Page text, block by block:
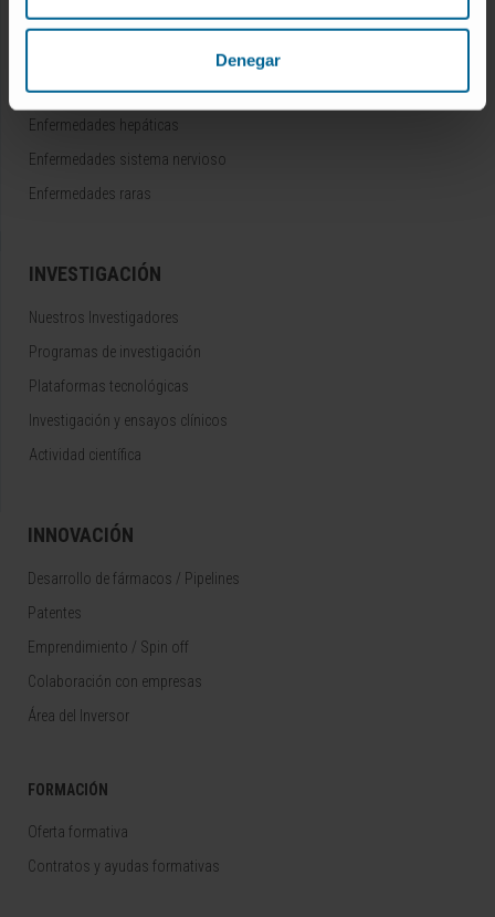
Denegar
ENFERMEDADES
Enfermedades cardiovasculares
Enfermedades hepáticas
Enfermedades sistema nervioso
Enfermedades raras
INVESTIGACIÓN
Nuestros Investigadores
Programas de investigación
Plataformas tecnológicas
Investigación y ensayos clínicos
Actividad científica
INNOVACIÓN
Desarrollo de fármacos / Pipelines
Patentes
Emprendimiento / Spin off
Colaboración con empresas
Área del Inversor
FORMACIÓN
Oferta formativa
Contratos y ayudas formativas